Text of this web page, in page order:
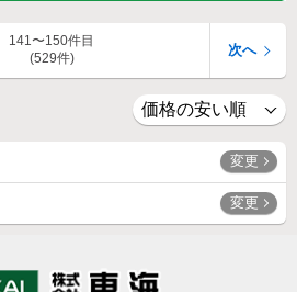
141〜150件目
(529件)
次へ
変更
変更